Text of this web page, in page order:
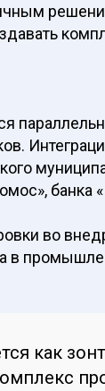
банка
во
в
как